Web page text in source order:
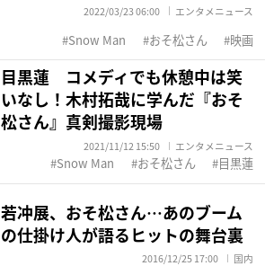
2022/03/23 06:00 エンタメニュース
Snow Man おそ松さん 映画
目黒蓮 コメディでも休憩中は笑
いなし！木村拓哉に学んだ『おそ
松さん』真剣撮影現場
2021/11/12 15:50 エンタメニュース
Snow Man おそ松さん 目黒蓮
若冲展、おそ松さん…あのブーム
の仕掛け人が語るヒットの舞台裏
2016/12/25 17:00 国内